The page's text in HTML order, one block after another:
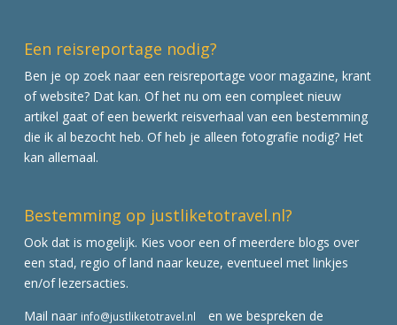
Een reisreportage nodig?
Ben je op zoek naar een reisreportage voor magazine, krant
of website? Dat kan. Of het nu om een compleet nieuw
artikel gaat of een bewerkt reisverhaal van een bestemming
die ik al bezocht heb. Of heb je alleen fotografie nodig? Het
kan allemaal.
Bestemming op justliketotravel.nl?
Ook dat is mogelijk. Kies voor een of meerdere blogs over
een stad, regio of land naar keuze, eventueel met linkjes
en/of lezersacties.
Mail naar info@justliketotravel.nl
en we bespreken de